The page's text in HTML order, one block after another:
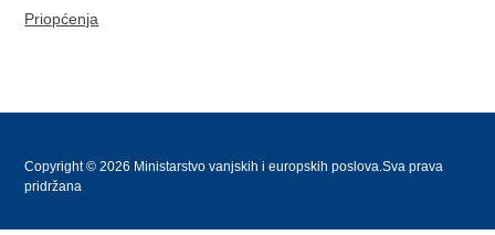
Priopćenja
Copyright © 2026 Ministarstvo vanjskih i europskih poslova.Sva prava
pridržana